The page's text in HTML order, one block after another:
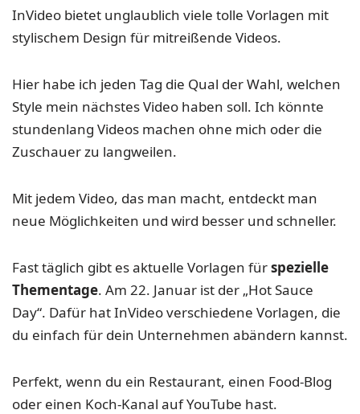
InVideo bietet unglaublich viele tolle Vorlagen mit
stylischem Design für mitreißende Videos.
Hier habe ich jeden Tag die Qual der Wahl, welchen
Style mein nächstes Video haben soll. Ich könnte
stundenlang Videos machen ohne mich oder die
Zuschauer zu langweilen.
Mit jedem Video, das man macht, entdeckt man
neue Möglichkeiten und wird besser und schneller.
Fast täglich gibt es aktuelle Vorlagen fürspezielle
Thementage. Am 22. Januar ist der „Hot Sauce
Day“. Dafür hat InVideo verschiedene Vorlagen, die
du einfach für dein Unternehmen abändern kannst.
Perfekt, wenn du ein Restaurant, einen Food-Blog
oder einen Koch-Kanal auf YouTube hast.